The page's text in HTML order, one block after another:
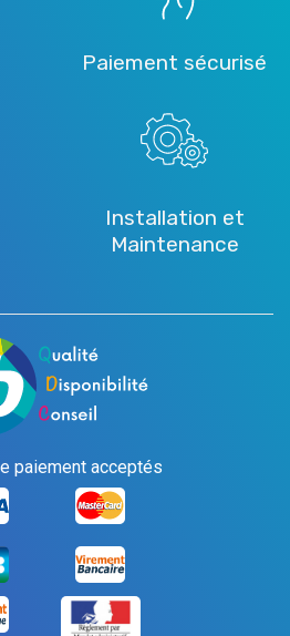
Paiement sécurisé
Installation et
Maintenance
paiement acceptés